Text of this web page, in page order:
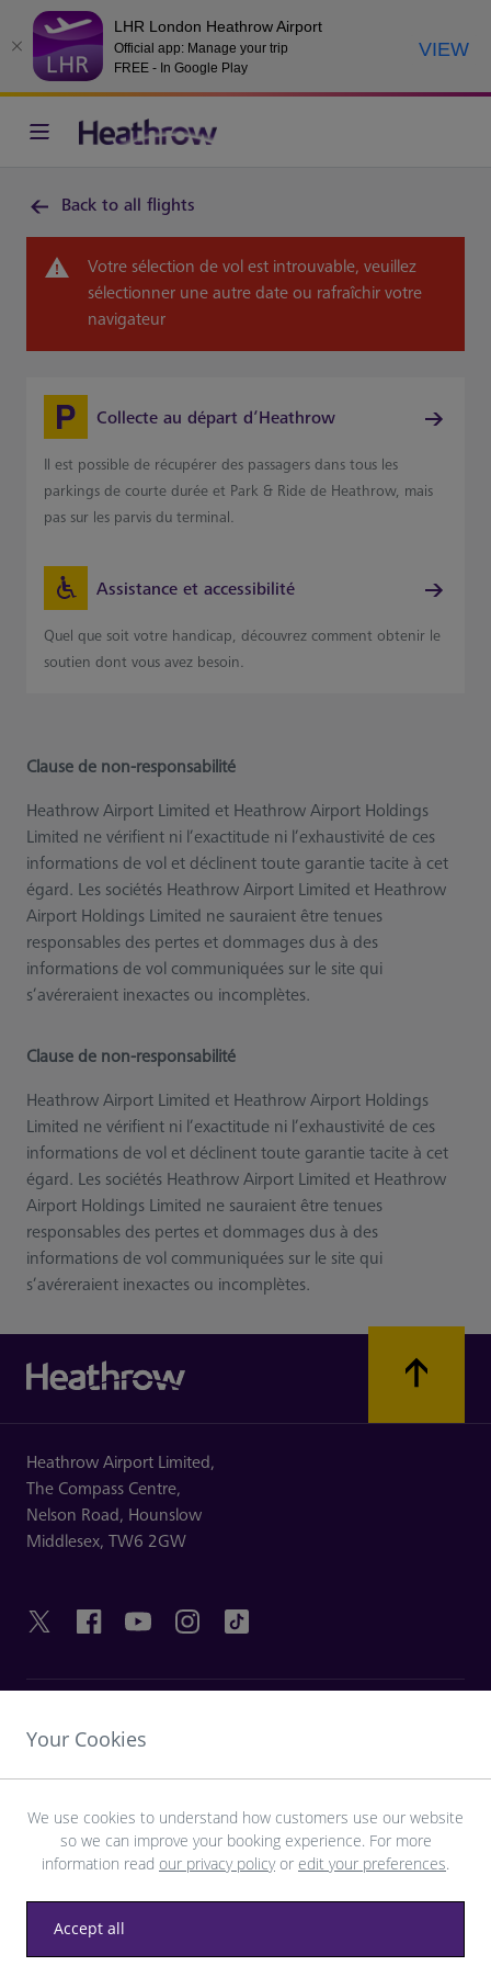
LHR London Heathrow Airport
Official app: Manage your trip
FREE - In Google Play
VIEW
Back to all flights
Votre sélection de vol est introuvable, veuillez
sélectionner une autre date ou rafraîchir votre
navigateur
Collecte au départ d’Heathrow
Il est possible de récupérer des passagers dans tous les
parkings de courte durée et Park & Ride de Heathrow, mais
pas sur les parvis du terminal.
Assistance et accessibilité
Quel que soit votre handicap, découvrez comment obtenir le
soutien dont vous avez besoin.
Clause de non-responsabilité
Heathrow Airport Limited et Heathrow Airport Holdings
Limited ne vérifient ni l’exactitude ni l’exhaustivité de ces
informations de vol et déclinent toute garantie tacite à cet
égard. Les sociétés Heathrow Airport Limited et Heathrow
Airport Holdings Limited ne sauraient être tenues
responsables des pertes et dommages dus à des
informations de vol communiquées sur le site qui
s’avéreraient inexactes ou incomplètes.
Clause de non-responsabilité
Heathrow Airport Limited et Heathrow Airport Holdings
Limited ne vérifient ni l’exactitude ni l’exhaustivité de ces
informations de vol et déclinent toute garantie tacite à cet
égard. Les sociétés Heathrow Airport Limited et Heathrow
Airport Holdings Limited ne sauraient être tenues
responsables des pertes et dommages dus à des
informations de vol communiquées sur le site qui
s’avéreraient inexactes ou incomplètes.
Heathrow Airport Limited,
The Compass Centre,
Nelson Road, Hounslow
Middlesex, TW6 2GW
Télécharger l’application LHR
Your Cookies
We use cookies to understand how customers use our website
so we can improve your booking experience. For more
information read our privacy policyor edit your preferences.
Accept all